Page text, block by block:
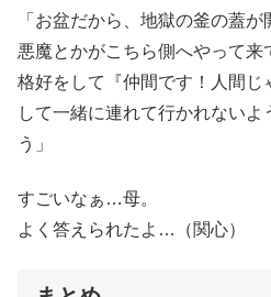
「お盆だから、地獄の釜の蓋
悪魔とかがこちら側へやって来
格好をして『仲間です！人間
して一緒に連れて行かれない
う」
すごいなぁ…母。
よく答えられたよ…（関心）